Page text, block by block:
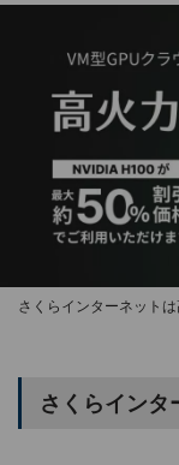
さくらインターネット
さくらインタ